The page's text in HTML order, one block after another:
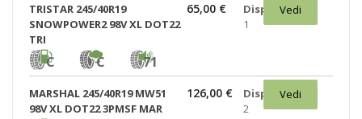
TRISTAR 245/40R19
SNOWPOWER2 98V XL DOT22
TRI
C C 71
65,00 €
Disponibili:
1
Vedi
MARSHAL 245/40R19 MW51
98V XL DOT22 3PMSF MAR
126,00 €
Disponibili:
2
Vedi